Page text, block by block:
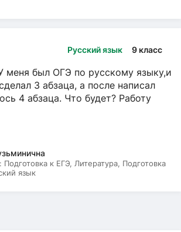
Русский язык 9 класс
меня был ОГЭ по русскому языку,и
3 абзаца, а после написал
4 абзаца. Что будет? Работу
Подготовка к ЕГЭ, Литература, Подготовка
язык